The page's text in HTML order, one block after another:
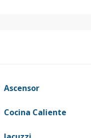
Ascensor
Cocina Caliente